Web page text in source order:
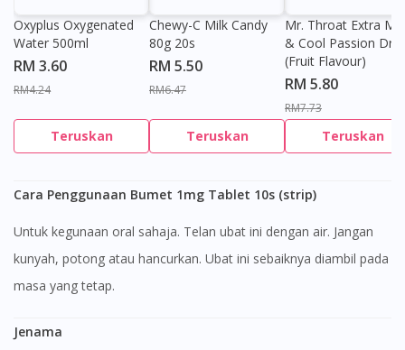
Oxyplus Oxygenated
Water 500ml
RM 3.60
RM4.24
Teruskan
Chewy-C Milk Candy
80g 20s
RM 5.50
RM6.47
Teruskan
Mr. Throat Extra
& Cool Passion
(Fruit Flavour)
RM 5.80
RM7.73
Teruskan
Cara Penggunaan Bumet 1mg Tablet 10s (strip)
Untuk kegunaan oral sahaja. Telan ubat ini dengan air. Jangan
kunyah, potong atau hancurkan. Ubat ini sebaiknya diambil pada
masa yang tetap.
Jenama